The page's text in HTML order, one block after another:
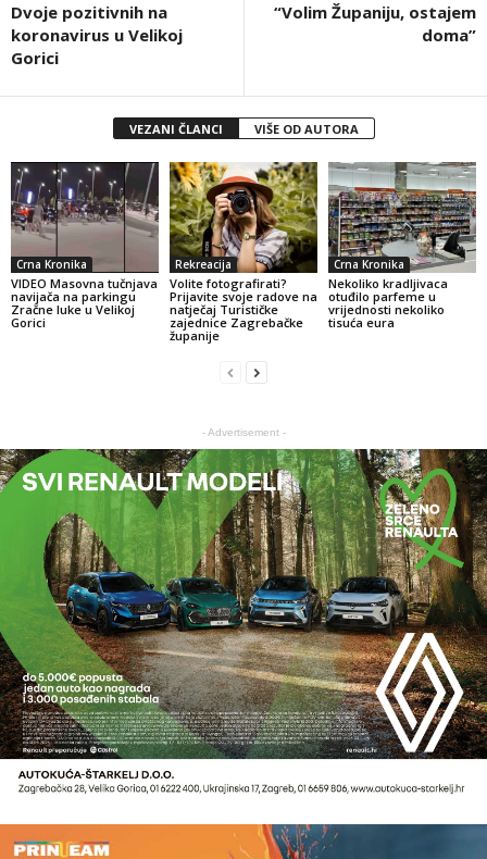
Dvoje pozitivnih na
koronavirus u Velikoj
Gorici
“Volim Županiju, ostajem
doma”
VEZANI ČLANCI VIŠE OD AUTORA
Crna Kronika
VIDEO Masovna tučnjava
navijača na parkingu
Zračne luke u Velikoj
Gorici
Rekreacija
Volite fotografirati?
Prijavite svoje radove na
natječaj Turističke
zajednice Zagrebačke
županije
Crna Kronika
Nekoliko kradljivaca
otuđilo parfeme u
vrijednosti nekoliko
tisuća eura
- Advertisement -